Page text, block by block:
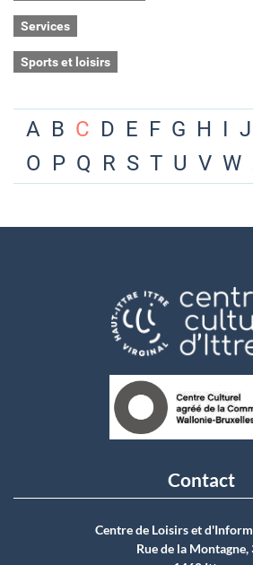
Services
Sports et loisirs
A B C D E F G H I J
O P Q R S T U V W
Contact
Centre de Loisirs et
Rue de la Montagne,